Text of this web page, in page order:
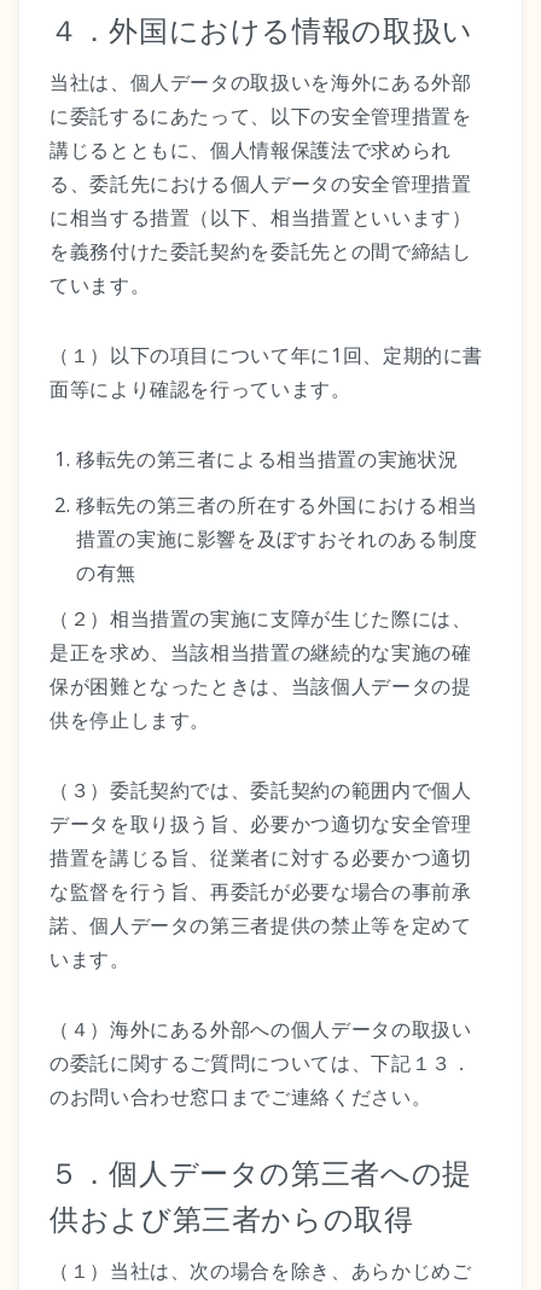
４．外国における情報の取扱い
当社は、個人データの取扱いを海外にある外部
に委託するにあたって、以下の安全管理措置を
講じるとともに、個人情報保護法で求められ
る、委託先における個人データの安全管理措置
に相当する措置（以下、相当措置といいます）
を義務付けた委託契約を委託先との間で締結し
ています。
（１）以下の項目について年に1回、定期的に書
面等により確認を行っています。
移転先の第三者による相当措置の実施状況
移転先の第三者の所在する外国における相当
措置の実施に影響を及ぼすおそれのある制度
の有無
（２）相当措置の実施に支障が生じた際には、
是正を求め、当該相当措置の継続的な実施の確
保が困難となったときは、当該個人データの提
供を停止します。
（３）委託契約では、委託契約の範囲内で個人
データを取り扱う旨、必要かつ適切な安全管理
措置を講じる旨、従業者に対する必要かつ適切
な監督を行う旨、再委託が必要な場合の事前承
諾、個人データの第三者提供の禁止等を定めて
います。
（４）海外にある外部への個人データの取扱い
の委託に関するご質問については、下記１３．
のお問い合わせ窓口までご連絡ください。
５．個人データの第三者への提
供および第三者からの取得
（１）当社は、次の場合を除き、あらかじめご